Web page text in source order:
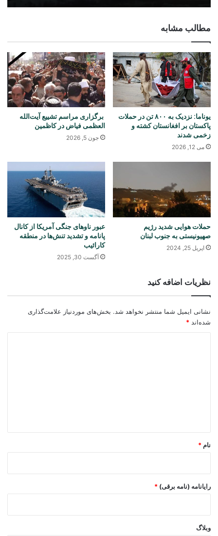
مطالب مشابه
یوناما: نزدیک به ۸۰۰ تن در حملات
پاکستان بر افغانستان کشته و
زخمی شدند
می 12, 2026
برگزاری مراسم تشییع آیت‌الله
العظمی فیاض در کاظمین
جون 5, 2026
حملات هوایی شدید رژیم
صهیونیستی به جنوب لبنان
اپریل 25, 2024
عبور ناوهای جنگی آمریکا از کانال
پانامه و تشدید تنش‌ها در منطقه
کارائیب
آگست 30, 2025
نظریات اضافه کنید
نشانی ایمیل شما منتشر نخواهد شد. بخش‌های موردنیاز علامت‌گذاری
شده‌اند *
نام *
رایانامه (نامه برقی) *
وبلاگ